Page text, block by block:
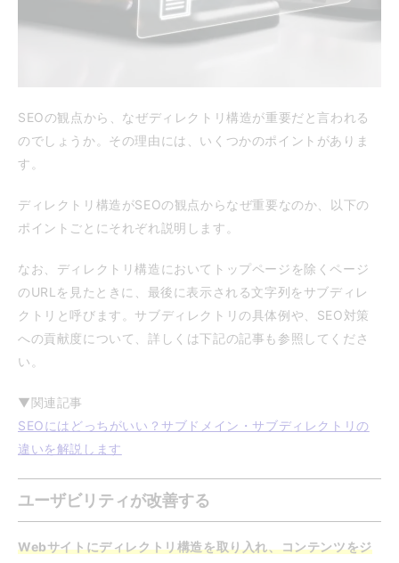
SEOの観点から、なぜディレクトリ構造が重要だと言われる
のでしょうか。その理由には、いくつかのポイントがありま
す。
ディレクトリ構造がSEOの観点からなぜ重要なのか、以下の
ポイントごとにそれぞれ説明します。
なお、ディレクトリ構造においてトップページを除くページ
のURLを見たときに、最後に表示される文字列をサブディレ
クトリと呼びます。サブディレクトリの具体例や、SEO対策
への貢献度について、詳しくは下記の記事も参照してくださ
い。
▼関連記事
SEOにはどっちがいい？サブドメイン・サブディレクトリの
違いを解説します
ユーザビリティが改善する
Webサイトにディレクトリ構造を取り入れ、コンテンツをジ